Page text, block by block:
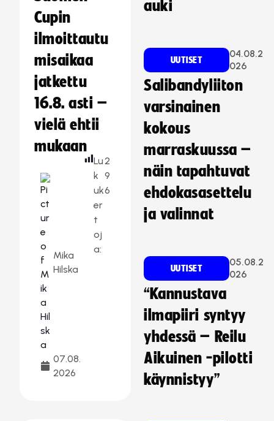
Cupin
ilmoittautu
misaikaa
jatkettu
16.8. asti –
vielä ehtii
mukaan
Mika
Hilska
07.08.
2026
Lu
k
uk
er
t
oj
a:
2
9
6
auki
UUTISET
04.08.2
026
Salibandyliiton
varsinainen
kokous
marraskuussa –
näin tapahtuvat
ehdokasasettelu
ja valinnat
UUTISET
05.08.2
026
“Kannustava
ilmapiiri syntyy
yhdessä – Reilu
Aikuinen -pilotti
käynnistyy”